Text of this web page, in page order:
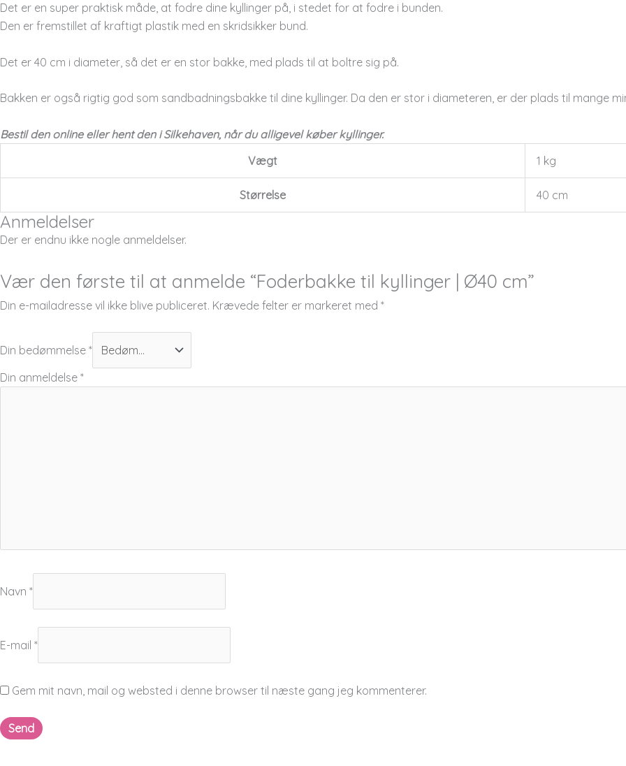
Det er en super praktisk måde, at fodre dine kyllinger på, i stedet for at fodre i bunden.
Den er fremstillet af kraftigt plastik med en skridsikker bund.
Det er 40 cm i diameter, så det er en stor bakke, med plads til at boltre sig på.
Bakken er også rigtig god som sandbadningsbakke til dine kyllinger. Da den er stor i diameteren, er der plads til mange
Bestil den online eller hent den i Silkehaven, når du alligevel køber kyllinger.
Vægt
1 kg
Størrelse 40 cm
Anmeldelser
Der er endnu ikke nogle anmeldelser.
Vær den første til at anmelde “Foderbakke til kyllinger | Ø40 cm”
Din e-mailadresse vil ikke blive publiceret. Krævede felter er markeret med *
Din bedømmelse *
Din anmeldelse *
Navn *
E-mail *
Gem mit navn, mail og websted i denne browser til næste gang jeg kommenterer.